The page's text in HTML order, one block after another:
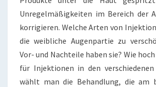
Unregelmäßigkeiten im Bereich der
korrigieren. Welche Arten von
die weibliche Augenpartie zu
Vor- und Nachteile haben sie? Wie
für Injektionen in den verschiedenen
wählt man die Behandlung, die am